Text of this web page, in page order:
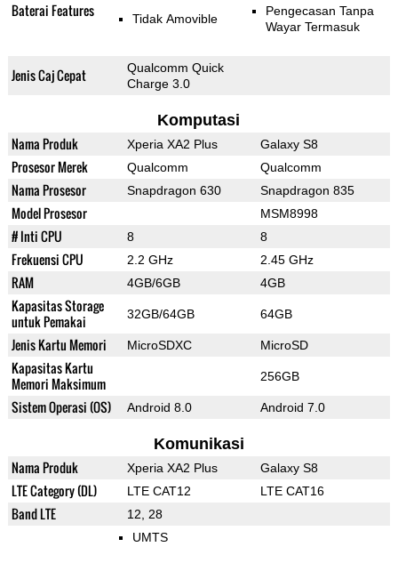
Baterai Features Tidak Amovible
Pengecasan Tanpa
Wayar Termasuk
Jenis Caj Cepat
Qualcomm Quick
Charge 3.0
Komputasi
Nama Produk Xperia XA2 Plus Galaxy S8
Prosesor Merek Qualcomm Qualcomm
Nama Prosesor Snapdragon 630 Snapdragon 835
Model Prosesor MSM8998
# Inti CPU 8 8
Frekuensi CPU 2.2 GHz 2.45 GHz
RAM 4GB/6GB 4GB
Kapasitas Storage
untuk Pemakai
32GB/64GB 64GB
Jenis Kartu Memori MicroSDXC MicroSD
Kapasitas Kartu
Memori Maksimum
256GB
Sistem Operasi (OS) Android 8.0 Android 7.0
Komunikasi
Nama Produk Xperia XA2 Plus Galaxy S8
LTE Category (DL) LTE CAT12 LTE CAT16
Band LTE 12, 28
UMTS